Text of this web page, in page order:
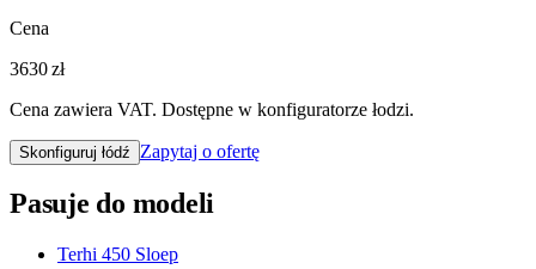
Cena
3630 zł
Cena zawiera VAT. Dostępne w konfiguratorze łodzi.
Skonfiguruj łódź Zapytaj o ofertę
Pasuje do modeli
Terhi 450 Sloep